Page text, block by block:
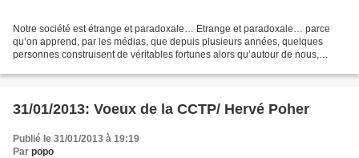
Notre société est étrange et paradoxale… Etrange et paradoxale… parce
qu’on apprend, par les médias, que depuis plusieurs années, quelques
personnes construisent de véritables fortunes alors qu’autour de nous,
31/01/2013: Voeux de la CCTP/ Hervé Poher
Publié le 31/01/2013 à 19:19
Par popo